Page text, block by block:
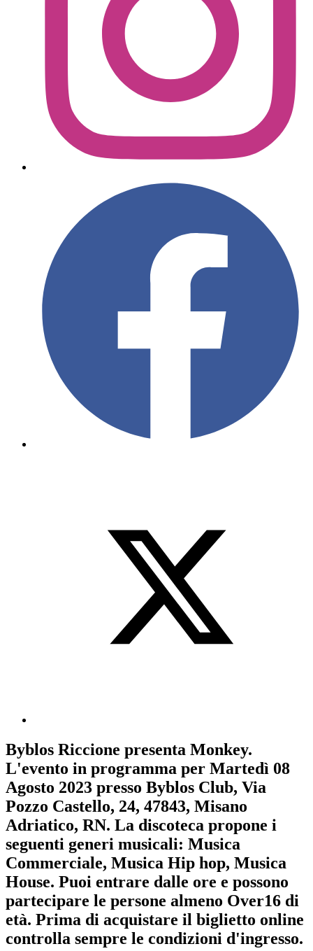
Byblos Riccione presenta Monkey.
L'evento in programma per Martedì 08
Agosto 2023 presso Byblos Club, Via
Pozzo Castello, 24, 47843, Misano
Adriatico, RN. La discoteca propone i
seguenti generi musicali: Musica
Commerciale, Musica Hip hop, Musica
House. Puoi entrare dalle ore e possono
partecipare le persone almeno Over16 di
età. Prima di acquistare il biglietto online
controlla sempre le condizioni d'ingresso.